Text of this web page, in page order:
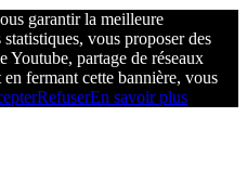
garantir la meilleure
vous proposer des
Youtube, partage de réseaux
fermant cette bannière, vous
RefuserEn savoir plus